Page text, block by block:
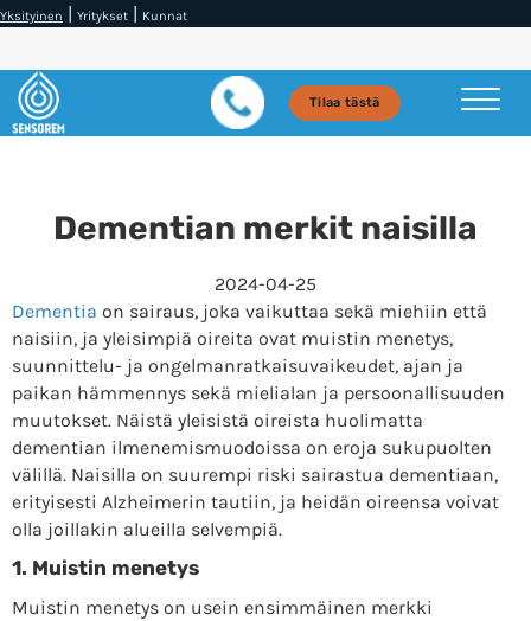
Yksityinen | Yritykset | Kunnat
Tilaa tästä
Dementian merkit naisilla
2024-04-25
Dementia on sairaus, joka vaikuttaa sekä miehiin että
naisiin, ja yleisimpiä oireita ovat muistin menetys,
suunnittelu- ja ongelmanratkaisuvaikeudet, ajan ja
paikan hämmennys sekä mielialan ja persoonallisuuden
muutokset. Näistä yleisistä oireista huolimatta
dementian ilmenemismuodoissa on eroja sukupuolten
välillä. Naisilla on suurempi riski sairastua dementiaan,
erityisesti Alzheimerin tautiin, ja heidän oireensa voivat
olla joillakin alueilla selvempiä.
1. Muistin menetys
Muistin menetys on usein ensimmäinen merkki